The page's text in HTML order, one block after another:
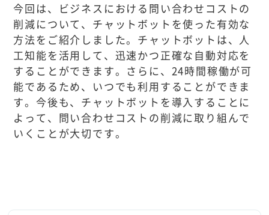
今回は、ビジネスにおける問い合わせコストの
削減について、チャットボットを使った有効な
方法をご紹介しました。チャットボットは、人
工知能を活用して、迅速かつ正確な自動対応を
することができます。さらに、24時間稼働が可
能であるため、いつでも利用することができま
す。今後も、チャットボットを導入することに
よって、問い合わせコストの削減に取り組んで
いくことが大切です。